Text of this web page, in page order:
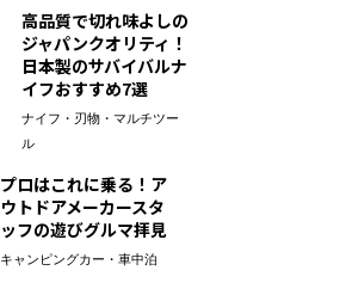
高品質で切れ味よしの
ジャパンクオリティ！
日本製のサバイバルナ
イフおすすめ7選
ナイフ・刃物・マルチツー
ル
プロはこれに乗る！ア
ウトドアメーカースタ
ッフの遊びグルマ拝見
キャンピングカー・車中泊